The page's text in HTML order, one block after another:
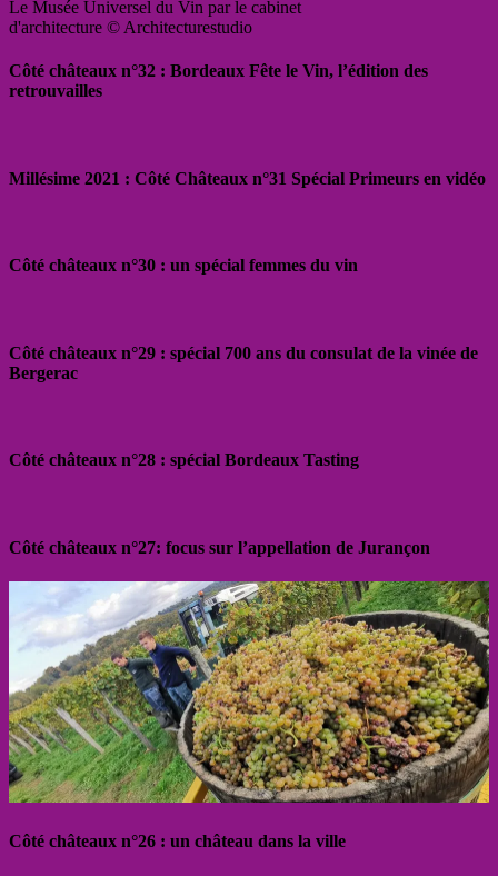
Le Musée Universel du Vin par le cabinet
d'architecture © Architecturestudio
Côté châteaux n°32 : Bordeaux Fête le Vin, l’édition des
retrouvailles
Millésime 2021 : Côté Châteaux n°31 Spécial Primeurs en vidéo
Côté châteaux n°30 : un spécial femmes du vin
Côté châteaux n°29 : spécial 700 ans du consulat de la vinée de
Bergerac
Côté châteaux n°28 : spécial Bordeaux Tasting
Côté châteaux n°27: focus sur l’appellation de Jurançon
Côté châteaux n°26 : un château dans la ville